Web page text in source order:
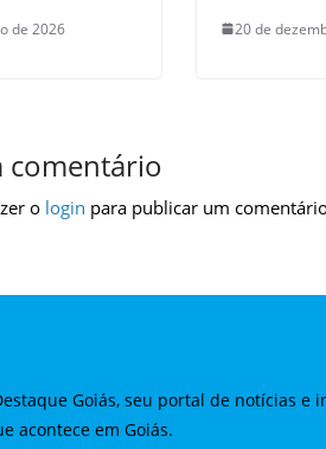
de 2026 20 de
comentário
o login para publicar um
Goiás, seu portal de notícias e
acontece em Goiás.